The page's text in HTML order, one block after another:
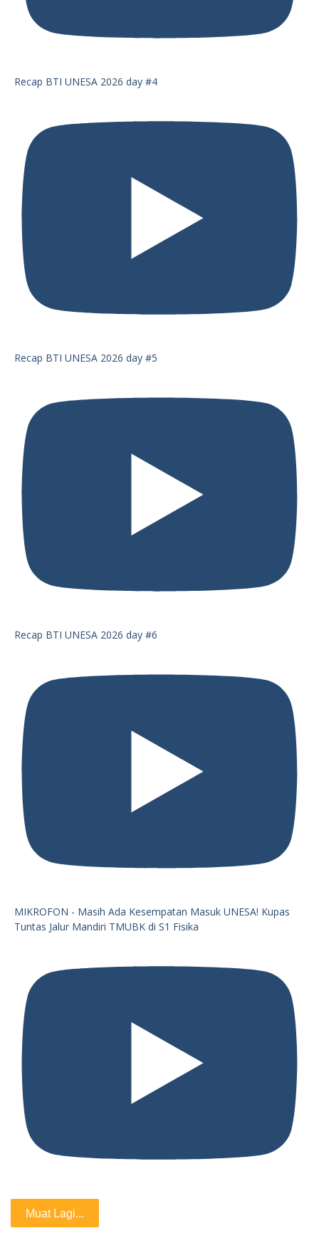
Recap BTI UNESA 2026 day #4
Recap BTI UNESA 2026 day #5
Recap BTI UNESA 2026 day #6
MIKROFON - Masih Ada Kesempatan Masuk UNESA! Kupas
Tuntas Jalur Mandiri TMUBK di S1 Fisika
Muat Lagi...